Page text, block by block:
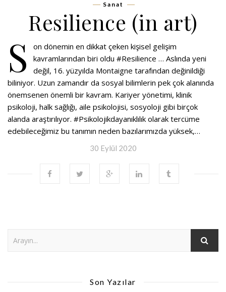
Sanat
Resilience (in art)
S
on dönemin en dikkat çeken kişisel gelişim
kavramlarından biri oldu #Resilience … Aslında yeni
değil, 16. yüzyılda Montaigne tarafından değinildiği
biliniyor. Uzun zamandır da sosyal bilimlerin pek çok alanında
önemsenen önemli bir kavram. Kariyer yönetimi, klinik
psikoloji, halk sağlığı, aile psikolojisi, sosyoloji gibi birçok
alanda araştırılıyor. #Psikolojikdayanıklılık olarak tercüme
edebileceğimiz bu tanımın neden bazılarımızda yüksek,…
30 Eylül 2020
Son Yazılar